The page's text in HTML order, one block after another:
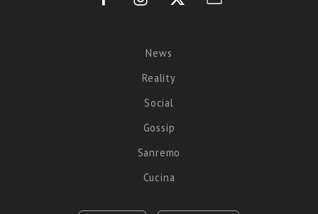
News
Reality
Social
Gossip
Sanremo
Cucina